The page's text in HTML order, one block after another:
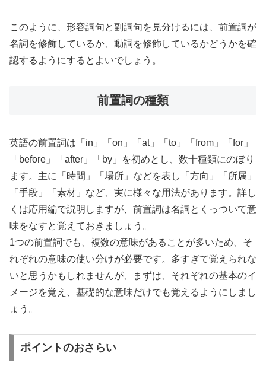
このように、形容詞句と副詞句を見分けるには、前置詞が
名詞を修飾しているか、動詞を修飾しているかどうかを確
認するようにするとよいでしょう。
前置詞の種類
英語の前置詞は「in」「on」「at」「to」「from」「for」
「before」「after」「by」を初めとし、数十種類にのぼり
ます。主に「時間」「場所」などを表し「方向」「所属」
「手段」「素材」など、実に様々な用法があります。詳し
くは応用編で説明しますが、前置詞は名詞とくっついて意
味をなすと覚えておきましょう。
1つの前置詞でも、複数の意味があることが多いため、そ
れぞれの意味の使い分けが必要です。多すぎて覚えられな
いと思うかもしれませんが、まずは、それぞれの基本のイ
メージを覚え、基礎的な意味だけでも覚えるようにしまし
ょう。
ポイントのおさらい